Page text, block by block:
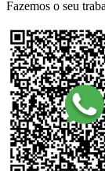
Fazemos o seu